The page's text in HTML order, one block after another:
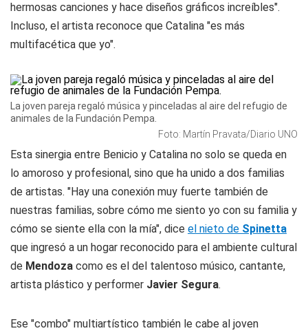
hermosas canciones y hace diseños gráficos increíbles".
Incluso, el artista reconoce que Catalina "es más
multifacética que yo".
La joven pareja regaló música y pinceladas al aire del refugio de
animales de la Fundación Pempa.
Foto: Martín Pravata/Diario UNO
Esta sinergia entre Benicio y Catalina no solo se queda en
lo amoroso y profesional, sino que ha unido a dos familias
de artistas. "Hay una conexión muy fuerte también de
nuestras familias, sobre cómo me siento yo con su familia y
cómo se siente ella con la mía", dice el nieto de Spinetta
que ingresó a un hogar reconocido para el ambiente cultural
de Mendoza como es el del talentoso músico, cantante,
artista plástico y performer Javier Segura.
Ese "combo" multiartístico también le cabe al joven